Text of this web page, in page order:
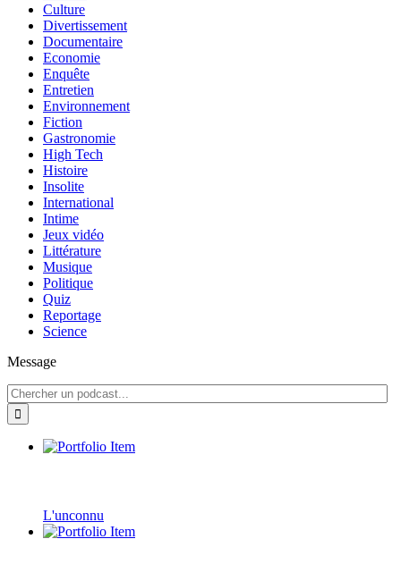
Culture
Divertissement
Documentaire
Economie
Enquête
Entretien
Environnement
Fiction
Gastronomie
High Tech
Histoire
Insolite
International
Intime
Jeux vidéo
Littérature
Musique
Politique
Quiz
Reportage
Science
Message
L'unconnu